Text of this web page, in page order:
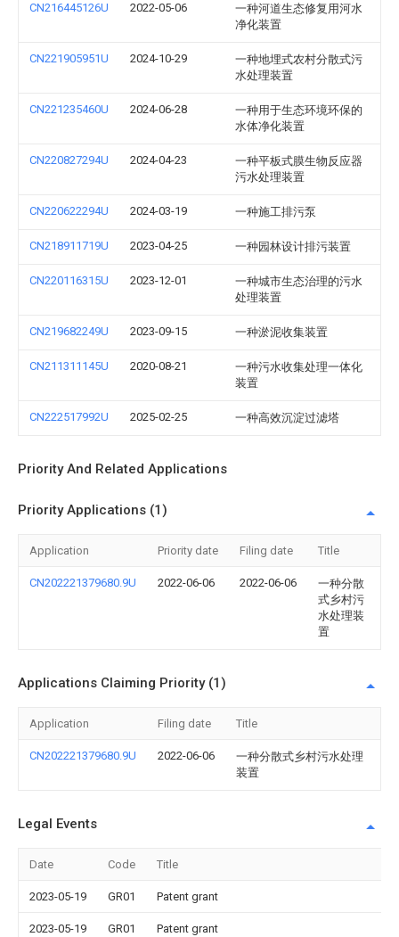
CN216445126U 2022-05-06
一种河道生态修复用河水
净化装置
CN221905951U 2024-10-29
一种地埋式农村分散式污
水处理装置
CN221235460U 2024-06-28
一种用于生态环境环保的
水体净化装置
CN220827294U 2024-04-23
一种平板式膜生物反应器
污水处理装置
CN220622294U 2024-03-19 一种施工排污泵
CN218911719U 2023-04-25 一种园林设计排污装置
CN220116315U 2023-12-01
一种城市生态治理的污水
处理装置
CN219682249U 2023-09-15 一种淤泥收集装置
CN211311145U 2020-08-21
一种污水收集处理一体化
装置
CN222517992U 2025-02-25 一种高效沉淀过滤塔
Priority And Related Applications
Priority Applications (1)
Application Priority date Filing date Title
CN202221379680.9U 2022-06-06 2022-06-06
一种分散
式乡村污
水处理装
置
Applications Claiming Priority (1)
Application Filing date Title
CN202221379680.9U 2022-06-06
一种分散式乡村污水处理
装置
Legal Events
Date Code Title
2023-05-19 GR01 Patent grant
2023-05-19 GR01 Patent grant